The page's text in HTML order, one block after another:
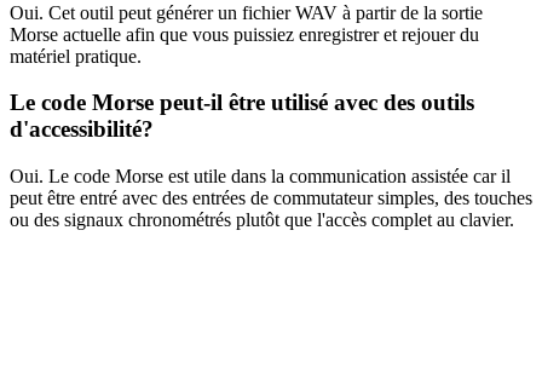
Oui. Cet outil peut générer un fichier WAV à partir de la sortie
Morse actuelle afin que vous puissiez enregistrer et rejouer du
matériel pratique.
Le code Morse peut-il être utilisé avec des outils
d'accessibilité?
Oui. Le code Morse est utile dans la communication assistée car il
peut être entré avec des entrées de commutateur simples, des touches
ou des signaux chronométrés plutôt que l'accès complet au clavier.